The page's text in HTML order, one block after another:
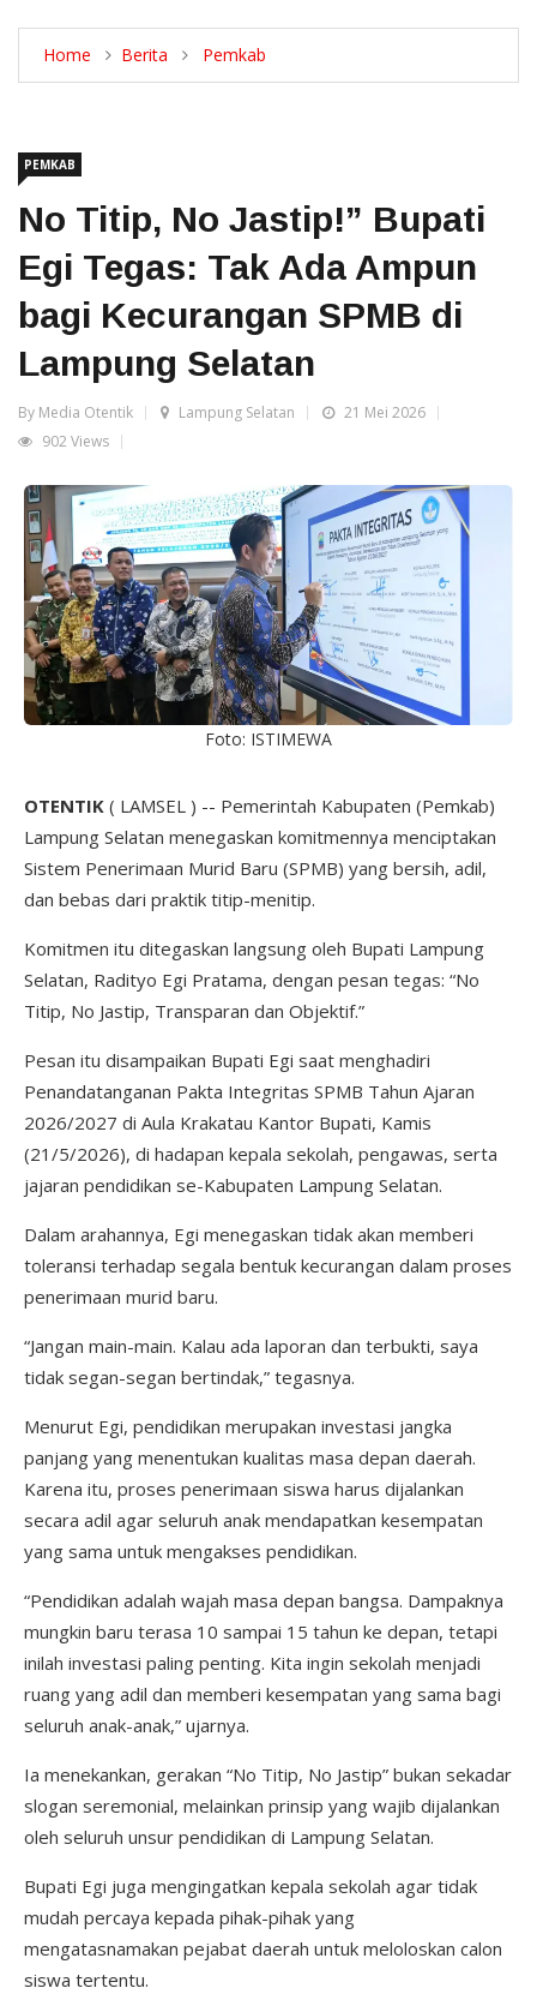
Home Berita Pemkab
PEMKAB
No Titip, No Jastip!” Bupati
Egi Tegas: Tak Ada Ampun
bagi Kecurangan SPMB di
Lampung Selatan
By Media Otentik Lampung Selatan
21 Mei 2026
902 Views
Foto: ISTIMEWA
OTENTIK ( LAMSEL ) -- Pemerintah Kabupaten (Pemkab)
Lampung Selatan menegaskan komitmennya menciptakan
Sistem Penerimaan Murid Baru (SPMB) yang bersih, adil,
dan bebas dari praktik titip-menitip.
Komitmen itu ditegaskan langsung oleh Bupati Lampung
Selatan, Radityo Egi Pratama, dengan pesan tegas: “No
Titip, No Jastip, Transparan dan Objektif.”
Pesan itu disampaikan Bupati Egi saat menghadiri
Penandatanganan Pakta Integritas SPMB Tahun Ajaran
2026/2027 di Aula Krakatau Kantor Bupati, Kamis
(21/5/2026), di hadapan kepala sekolah, pengawas, serta
jajaran pendidikan se-Kabupaten Lampung Selatan.
Dalam arahannya, Egi menegaskan tidak akan memberi
toleransi terhadap segala bentuk kecurangan dalam proses
penerimaan murid baru.
“Jangan main-main. Kalau ada laporan dan terbukti, saya
tidak segan-segan bertindak,” tegasnya.
Menurut Egi, pendidikan merupakan investasi jangka
panjang yang menentukan kualitas masa depan daerah.
Karena itu, proses penerimaan siswa harus dijalankan
secara adil agar seluruh anak mendapatkan kesempatan
yang sama untuk mengakses pendidikan.
“Pendidikan adalah wajah masa depan bangsa. Dampaknya
mungkin baru terasa 10 sampai 15 tahun ke depan, tetapi
inilah investasi paling penting. Kita ingin sekolah menjadi
ruang yang adil dan memberi kesempatan yang sama bagi
seluruh anak-anak,” ujarnya.
Ia menekankan, gerakan “No Titip, No Jastip” bukan sekadar
slogan seremonial, melainkan prinsip yang wajib dijalankan
oleh seluruh unsur pendidikan di Lampung Selatan.
Bupati Egi juga mengingatkan kepala sekolah agar tidak
mudah percaya kepada pihak-pihak yang
mengatasnamakan pejabat daerah untuk meloloskan calon
siswa tertentu.